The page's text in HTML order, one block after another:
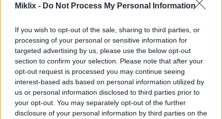
Miklix - Do Not Process My Personal Information
If you wish to opt-out of the sale, sharing to third parties, or
processing of your personal or sensitive information for
targeted advertising by us, please use the below opt-out
section to confirm your selection. Please note that after your
opt-out request is processed you may continue seeing
interest-based ads based on personal information utilized by
us or personal information disclosed to third parties prior to
your opt-out. You may separately opt-out of the further
disclosure of your personal information by third parties on the
Doza e rekomanduar dhe siguria
e suplementeve CLA
Të kuptuarit e dozës së duhur të CLA-së është
thelbësore si për sigurinë ashtu edhe për
efektivitetin. Studimet sugjerojnë një marrje ditore
prej 3.2 deri në 6.4 gramë. Marrja deri në 6 gramë në
ditë është përgjithësisht e sigurt, pa efekte anësore
të rëndësishme.